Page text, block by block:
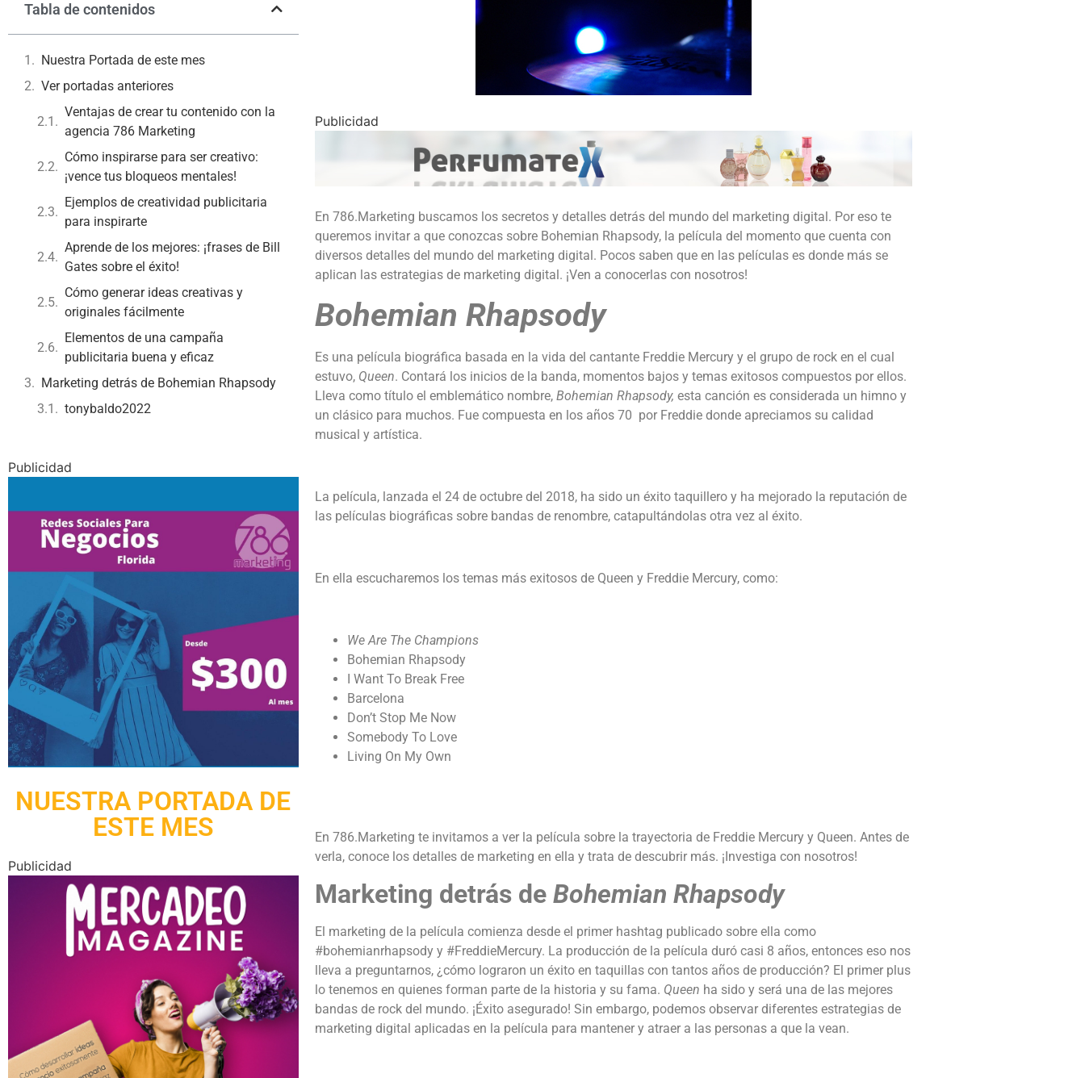
Tabla de contenidos
Nuestra Portada de este mes
Ver portadas anteriores
Ventajas de crear tu contenido con la
agencia 786 Marketing
Cómo inspirarse para ser creativo:
¡vence tus bloqueos mentales!
Ejemplos de creatividad publicitaria
para inspirarte
Aprende de los mejores: ¡frases de Bill
Gates sobre el éxito!
Cómo generar ideas creativas y
originales fácilmente
Elementos de una campaña
publicitaria buena y eficaz
Marketing detrás de Bohemian Rhapsody
tonybaldo2022
Publicidad
NUESTRA PORTADA DE
ESTE MES
Publicidad
Publicidad
En 786.Marketing buscamos los secretos y detalles detrás del mundo del marketing digital. Por eso te
queremos invitar a que conozcas sobre Bohemian Rhapsody, la película del momento que cuenta con
diversos detalles del mundo del marketing digital. Pocos saben que en las películas es donde más se
aplican las estrategias de marketing digital. ¡Ven a conocerlas con nosotros!
Bohemian Rhapsody
Es una película biográfica basada en la vida del cantante Freddie Mercury y el grupo de rock en el cual
estuvo, Queen. Contará los inicios de la banda, momentos bajos y temas exitosos compuestos por ellos.
Lleva como título el emblemático nombre, Bohemian Rhapsody, esta canción es considerada un himno y
un clásico para muchos. Fue compuesta en los años 70 por Freddie donde apreciamos su calidad
musical y artística.
La película, lanzada el 24 de octubre del 2018, ha sido un éxito taquillero y ha mejorado la reputación de
las películas biográficas sobre bandas de renombre, catapultándolas otra vez al éxito.
En ella escucharemos los temas más exitosos de Queen y Freddie Mercury, como:
We Are The Champions
Bohemian Rhapsody
I Want To Break Free
Barcelona
Don’t Stop Me Now
Somebody To Love
Living On My Own
En 786.Marketing te invitamos a ver la película sobre la trayectoria de Freddie Mercury y Queen. Antes de
verla, conoce los detalles de marketing en ella y trata de descubrir más. ¡Investiga con nosotros!
Marketing detrás de Bohemian Rhapsody
El marketing de la película comienza desde el primer hashtag publicado sobre ella como
#bohemianrhapsody y #FreddieMercury. La producción de la película duró casi 8 años, entonces eso nos
lleva a preguntarnos, ¿cómo lograron un éxito en taquillas con tantos años de producción? El primer plus
lo tenemos en quienes forman parte de la historia y su fama. Queen ha sido y será una de las mejores
bandas de rock del mundo. ¡Éxito asegurado! Sin embargo, podemos observar diferentes estrategias de
marketing digital aplicadas en la película para mantener y atraer a las personas a que la vean.